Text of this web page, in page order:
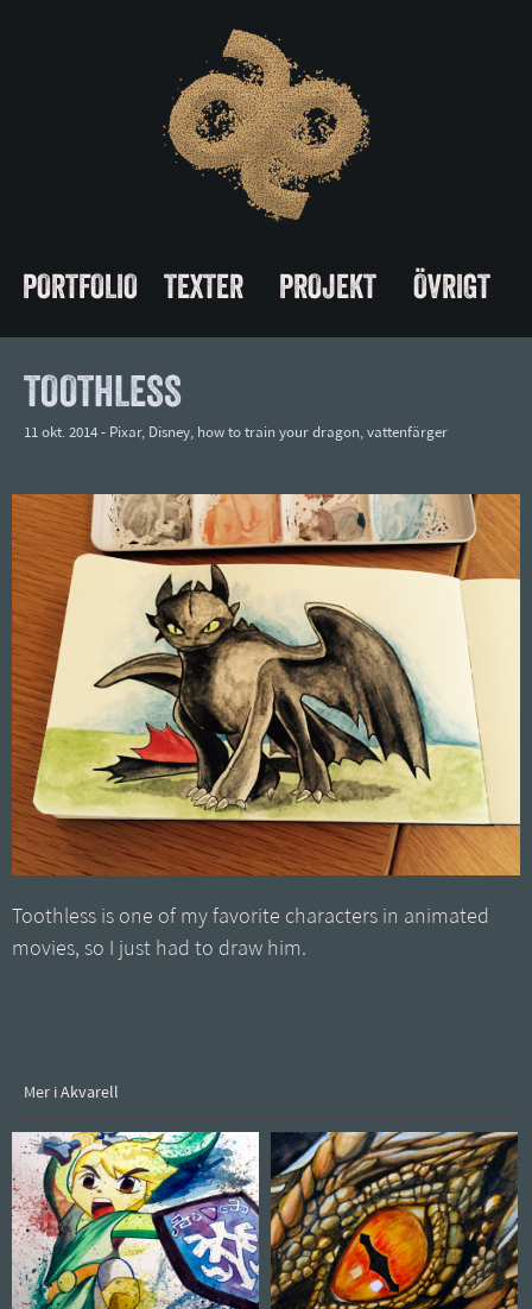
PORTFOLIO TEXTER PROJEKT ÖVRIGT
TOOTHLESS
11 okt. 2014 - Pixar, Disney, how to train your dragon, vattenfärger
Toothless is one of my favorite characters in animated
movies, so I just had to draw him.
Mer i Akvarell